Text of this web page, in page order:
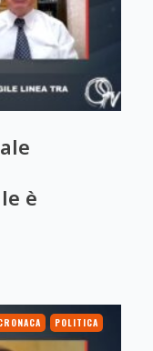
è
POLITICA